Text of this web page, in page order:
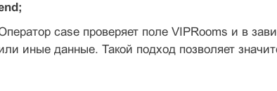
case проверяет поле VIPRooms и в
иные данные. Такой подход позволяет